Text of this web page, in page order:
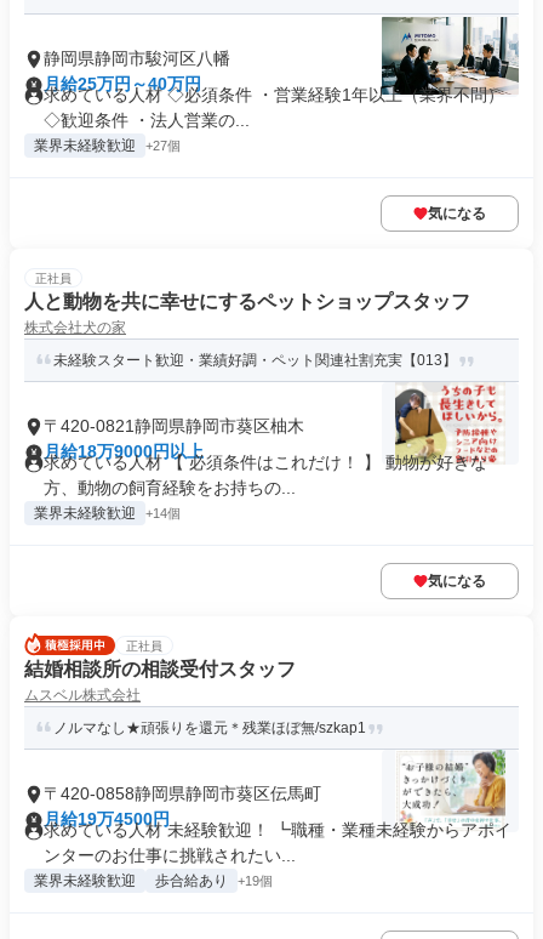
静岡県静岡市駿河区八幡
月給25万円～40万円
求めている人材 ◇必須条件 ・営業経験1年以上（業界不問）
◇歓迎条件 ・法人営業の...
業界未経験歓迎 +27個
気になる
正社員
人と動物を共に幸せにするペットショップスタッフ
株式会社犬の家
未経験スタート歓迎・業績好調・ペット関連社割充実【013】
〒420-0821静岡県静岡市葵区柚木
月給18万9000円以上
求めている人材 【 必須条件はこれだけ！ 】 動物が好きな
方、動物の飼育経験をお持ちの...
業界未経験歓迎 +14個
気になる
正社員
結婚相談所の相談受付スタッフ
ムスベル株式会社
ノルマなし★頑張りを還元＊残業ほぼ無/szkap1
〒420-0858静岡県静岡市葵区伝馬町
月給19万4500円
求めている人材 未経験歓迎！ ┗職種・業種未経験からアポイ
ンターのお仕事に挑戦されたい...
業界未経験歓迎 歩合給あり +19個